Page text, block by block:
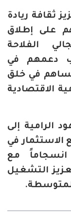
ثقافة ريادة
على إطلاق
الفلاحة
دعمهم في
يساهم في خلق
الاقتصادية
الرامية إلى
الاستثمار في
انسجاماً مع
التشغيل